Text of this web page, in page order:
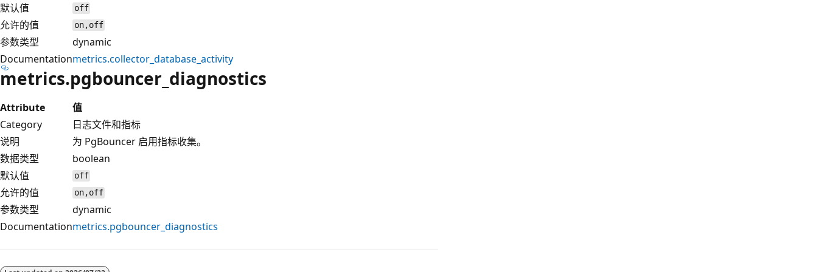
默认值 off
允许的值 on,off
参数类型
dynamic
Documentationmetrics.collector_database_activity
metrics.pgbouncer_diagnostics
Attribute
值
Category
日志文件和指标
说明
为 PgBouncer 启用指标收集。
数据类型
boolean
默认值
off
允许的值 on,off
参数类型
dynamic
Documentationmetrics.pgbouncer_diagnostics